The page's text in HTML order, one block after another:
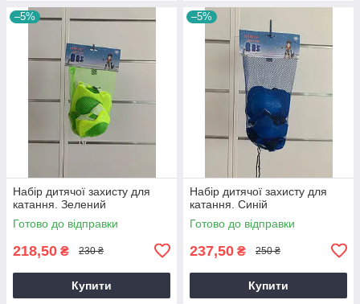
–5%
Набір дитячої захисту для
катання. Зелений
Готово до відправки
218,50 ₴ 230 ₴
Купити
–5%
Набір дитячої захисту для
катання. Синій
Готово до відправки
237,50 ₴ 250 ₴
Купити